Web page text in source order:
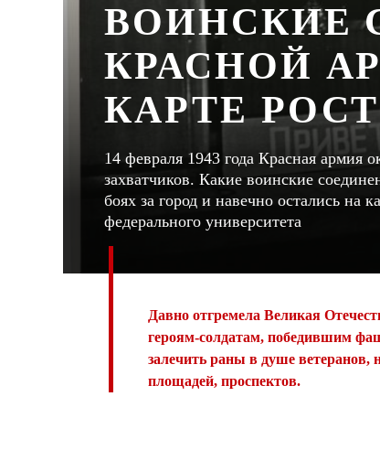
ВОИНСКИЕ
КРАСНОЙ
КАРТЕ
14 февраля 1943 года Красная армия
захватчиков. Какие воинские
боях за город и навечно остались на
федерального университета
Давно отгремела Великая
героям-солдатам, победившим
залечить раны в душе ветеранов,
площадей, проспектов.